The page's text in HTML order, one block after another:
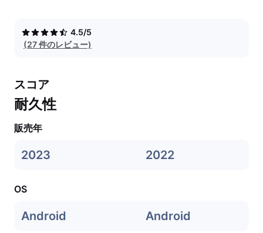
4.5/5
(27 件のレビュー)
スコア
耐久性
販売年
2023 2022
OS
Android Android